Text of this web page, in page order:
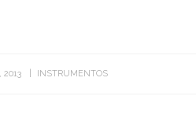
2013 INSTRUMENTOS